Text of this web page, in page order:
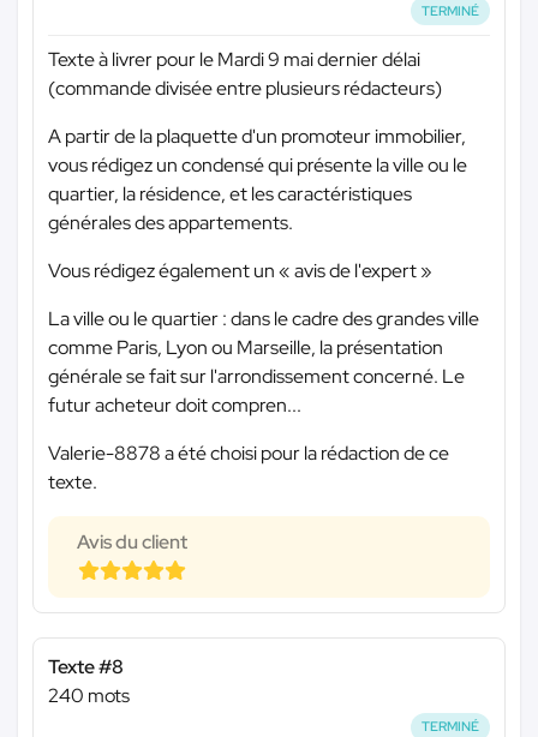
TERMINÉ
Texte à livrer pour le Mardi 9 mai dernier délai
(commande divisée entre plusieurs rédacteurs)
A partir de la plaquette d'un promoteur immobilier,
vous rédigez un condensé qui présente la ville ou le
quartier, la résidence, et les caractéristiques
générales des appartements.
Vous rédigez également un « avis de l'expert »
La ville ou le quartier : dans le cadre des grandes ville
comme Paris, Lyon ou Marseille, la présentation
générale se fait sur l'arrondissement concerné. Le
futur acheteur doit compren...
Valerie-8878 a été choisi pour la rédaction de ce
texte.
Avis du client
Texte #8
240 mots
TERMINÉ